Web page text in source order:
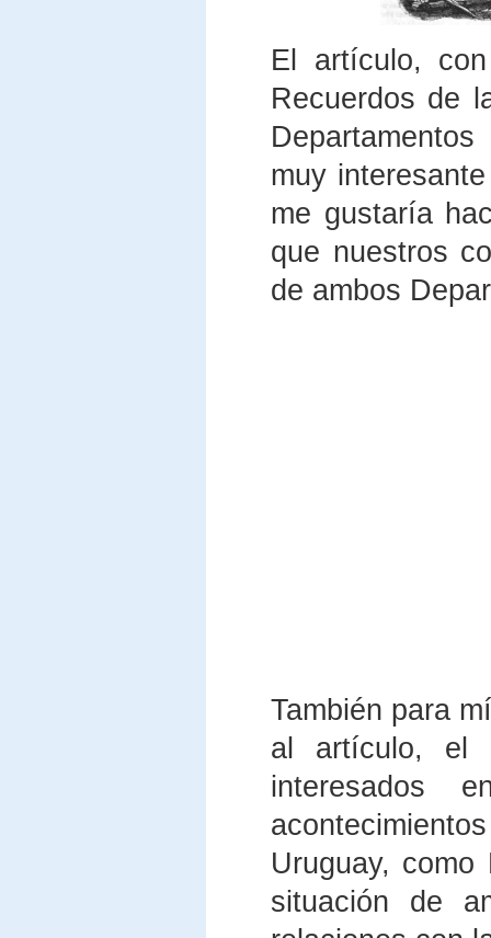
El artículo,
Recuerdos de
muy
me gustaría
que nuestros
de ambos
También para
al artículo, el
interesados
Uruguay,
situación de